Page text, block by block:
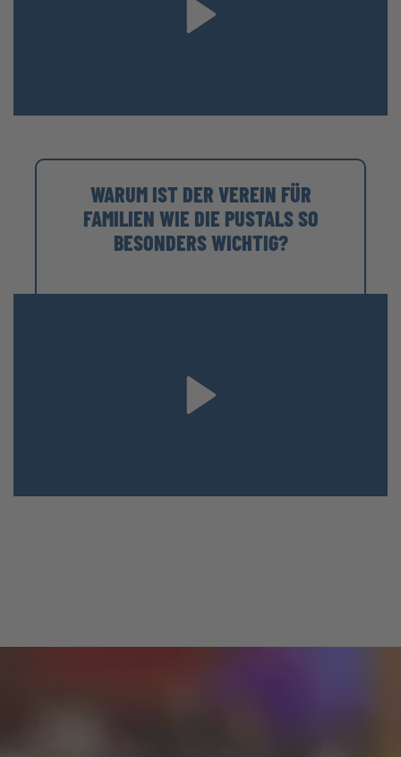
WARUM IST DER VEREIN FÜR
FAMILIEN WIE DIE PUSTALS SO
BESONDERS WICHTIG?